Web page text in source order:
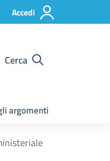
Accedi
Cerca
argomenti